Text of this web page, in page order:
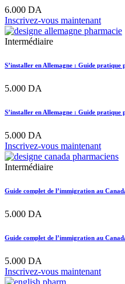
6.000 DA
Inscrivez-vous maintenant
Intermédiaire
S’installer en Allemagne : Guide pratique
5.000 DA
S’installer en Allemagne : Guide pratique
5.000 DA
Inscrivez-vous maintenant
Intermédiaire
Guide complet de l’immigration au
5.000 DA
Guide complet de l’immigration au
5.000 DA
Inscrivez-vous maintenant